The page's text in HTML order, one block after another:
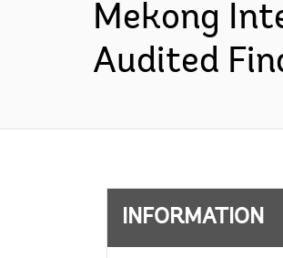
Mekong
Audited
INFORMATION